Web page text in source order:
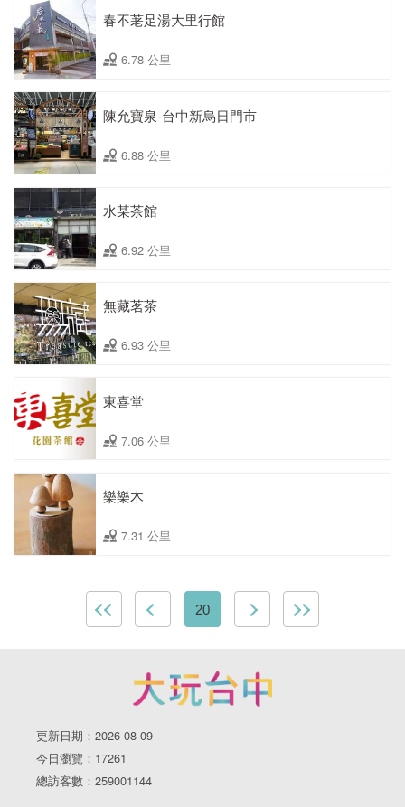
春不荖足湯大里行館
6.78 公里
陳允寶泉-台中新烏日門市
6.88 公里
水某茶館
6.92 公里
無藏茗茶
6.93 公里
東喜堂
7.06 公里
樂樂木
7.31 公里
20
更新日期：2026-08-09
今日瀏覽：17261
總訪客數：259001144